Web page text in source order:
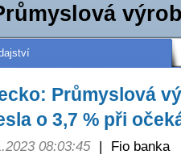
Průmyslová
o 3,7 % při
08:03:45 |
Fio banka